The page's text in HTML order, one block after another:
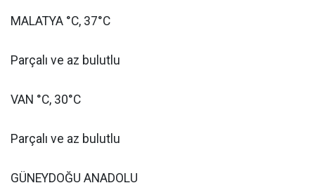
MALATYA °C, 37°C
Parçalı ve az bulutlu
VAN °C, 30°C
Parçalı ve az bulutlu
GÜNEYDOĞU ANADOLU